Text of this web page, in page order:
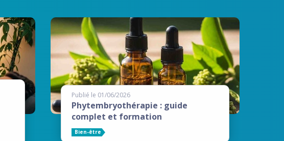
Publié le 01/06/2026
Phytembryothérapie : guide
complet et formation
Bien-être